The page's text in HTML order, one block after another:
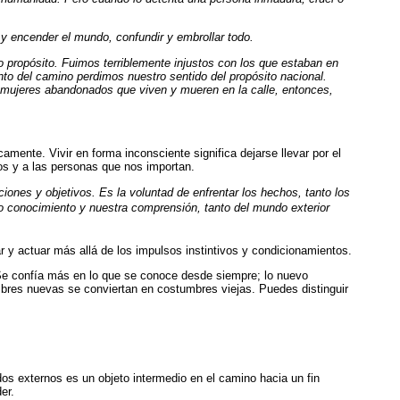
encender el mundo, confundir y embrollar todo.
Fuimos terriblemente injustos con los que estaban en
del camino perdimos nuestro sentido del propósito nacional.
abandonados que viven y mueren en la calle, entonces,
Vivir en forma inconsciente significa dejarse llevar por el
y a las personas que nos importan.
y objetivos. Es la voluntad de enfrentar los hechos, tanto los
conocimiento y nuestra comprensión, tanto del mundo exterior
actuar más allá de los impulsos instintivos y condicionamientos.
confía más en lo que se conoce desde siempre; lo nuevo
nuevas se conviertan en costumbres viejas. Puedes distinguir
externos es un objeto intermedio en el camino hacia un fin